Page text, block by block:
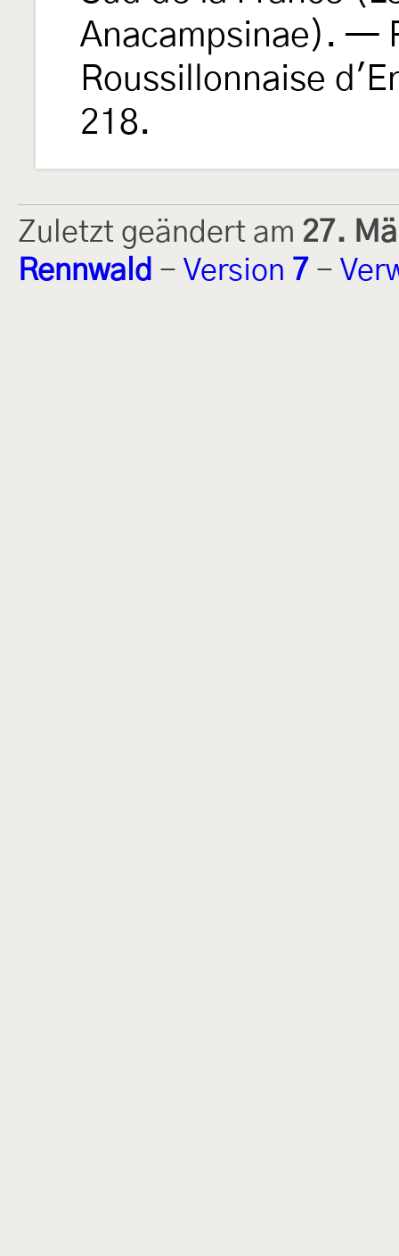
Anacampsinae). —
Roussillonnaise
218.
Zuletzt geändert am 27.
Rennwald - Version 7 -